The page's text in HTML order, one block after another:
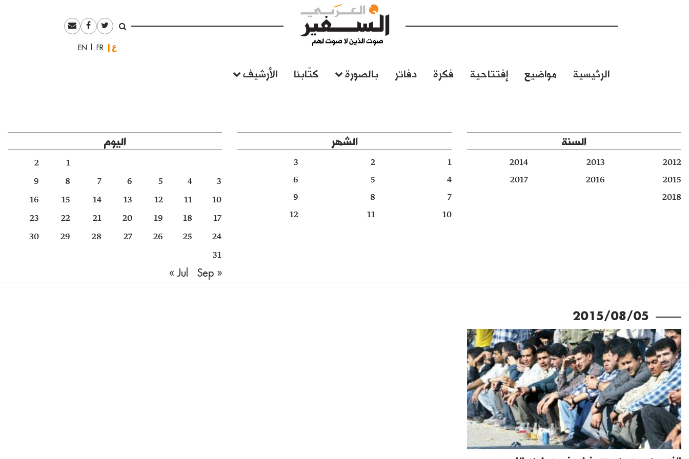
العربيةFrançais
English
الرئيسية مواضيع إفتتاحية فكرة دفاتر بالصورة كتّابنا الأرشيف
السنة
2012
2013
2014
2015
2016
2017
2018
الشهر
1
2
3
4
5
6
7
8
9
10
11
12
اليوم
1
2
3
4
5
6
7
8
9
10
11
12
13
14
15
16
17
18
19
20
21
22
23
24
25
26
27
28
29
30
31
« Jul
Sep »
2015/08/05